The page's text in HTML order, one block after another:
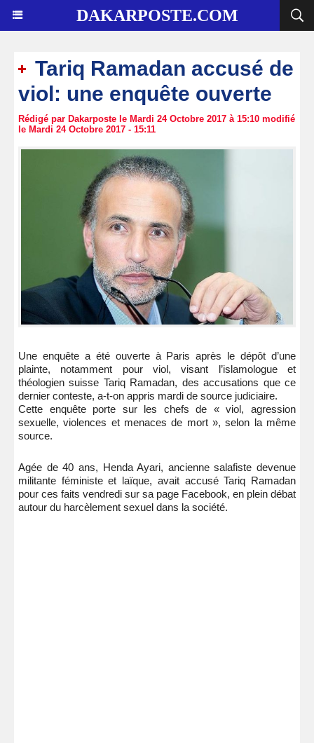
DAKARPOSTE.COM
Tariq Ramadan accusé de
viol: une enquête ouverte
Rédigé par Dakarposte le Mardi 24 Octobre 2017 à 15:10 modifié
le Mardi 24 Octobre 2017 - 15:11
Une enquête a été ouverte à Paris après le dépôt d’une
plainte, notamment pour viol, visant l’islamologue et
théologien suisse Tariq Ramadan, des accusations que ce
dernier conteste, a-t-on appris mardi de source judiciaire.
Cette enquête porte sur les chefs de « viol, agression
sexuelle, violences et menaces de mort », selon la même
source.
Agée de 40 ans, Henda Ayari, ancienne salafiste devenue
militante féministe et laïque, avait accusé Tariq Ramadan
pour ces faits vendredi sur sa page Facebook, en plein débat
autour du harcèlement sexuel dans la société.